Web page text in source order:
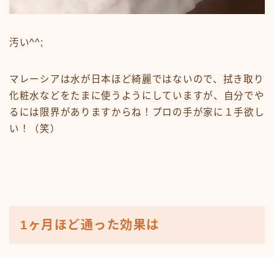
汚い^^;
マレーシアは水が日本ほど綺麗ではないので、拭き取り
化粧水などをたまに使うようにしていますが、自分でや
るには限界がありますからね！プロの手が家に１手欲し
い！（笑）
1ヶ月ほど通った効果は